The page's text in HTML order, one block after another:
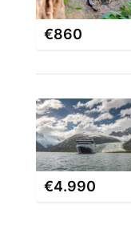
€860
€4.990